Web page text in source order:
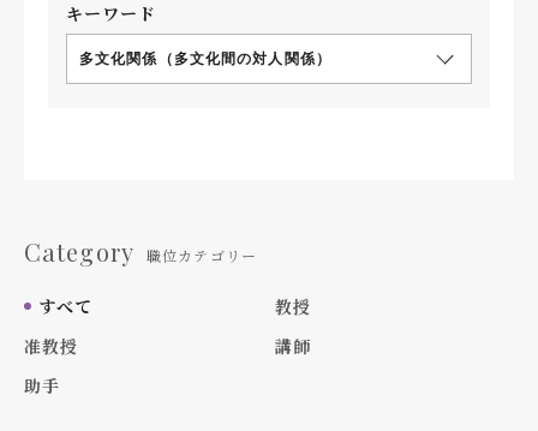
キーワード
多文化関係（多文化間の対人関係）
Category 職位カテゴリー
すべて
教授
准教授
講師
助手